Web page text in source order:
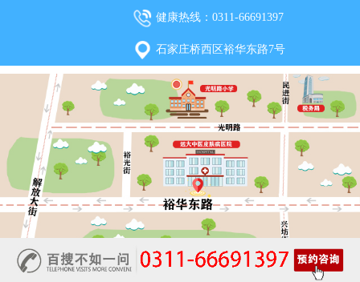
健康热线：0311-66691397
石家庄桥西区裕华东路7号